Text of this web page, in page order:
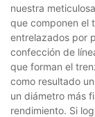
nuestra
que componen el
entrelazados por
confección de
que forman el
como resultado
un diámetro más
rendimiento. Si